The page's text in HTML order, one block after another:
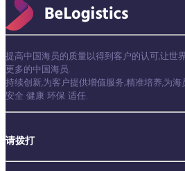
提高中国海员的质量以得到客户的认可,让世
更多的中国海员.
持续创新,为客户提供增值服务;精准培养,为海
安全 健康 环保 适任.
请拨打